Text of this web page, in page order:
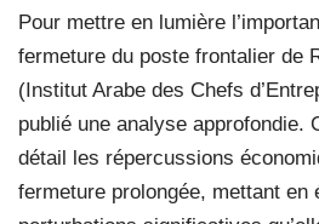
Pour mettre en lumière
fermeture du poste frontalier de
(Institut Arabe des Chefs
publié une analyse approfondie.
détail les répercussions
fermeture prolongée, mettant en